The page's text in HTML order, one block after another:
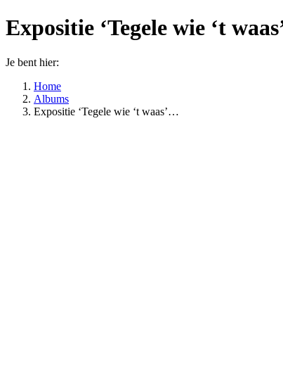
Expositie ‘Tegele wie ‘t
Je bent hier:
Home
Albums
Expositie ‘Tegele wie ‘t waas’…